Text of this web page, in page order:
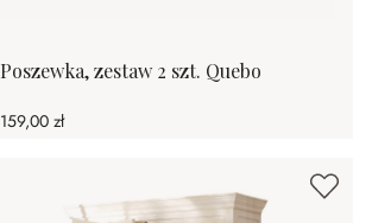
Poszewka, zestaw 2 szt. Quebo
159,00 zł